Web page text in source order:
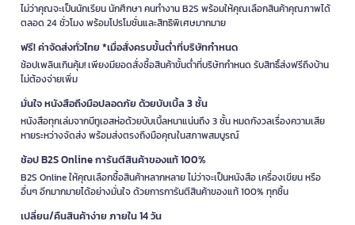
ไม่ว่าคุณจะเป็นนักเรียน นักศึกษา คนทำงาน B2S พร้อมให้คุณเลือกสินค้าคุณภาพได้
ตลอด 24 ชั่วโมง พร้อมโปรโมชั่นและสิทธิพิเศษมากมาย
ฟรี! ค่าจัดส่งทั่วไทย *เมื่อสั่งครบขั้นต่ำที่บริษัทกำหนด
ช้อปเพลินเกินคุ้ม! เพียงมียอดสั่งซื้อสินค้าขั้นต่ำที่บริษัทกำหนด รับสิทธิ์ส่งฟรีถึงบ้าน
ไม่ต้องจ่ายเพิ่ม
มั่นใจ หนังสือถึงมือปลอดภัย ด้วยบับเบิ้ล 3 ชั้น
หนังสือทุกเล่มจากบีทูเอสห่อด้วยบับเบิ้ลหนาแน่นถึง 3 ชั้น หมดกังวลเรื่องความเสีย
หายระหว่างจัดส่ง พร้อมส่งตรงถึงมือคุณในสภาพสมบูรณ์
ช้อป B2S Online การันตีสินค้าของแท้ 100%
B2S Online ให้คุณเลือกซื้อสินค้าหลากหลาย ไม่ว่าจะเป็นหนังสือ เครื่องเขียน หรือ
อื่นๆ อีกมากมายได้อย่างมั่นใจ ด้วยการการันตีสินค้าของแท้ 100% ทุกชิ้น
เปลี่ยน/คืนสินค้าง่าย ภายใน 14 วัน